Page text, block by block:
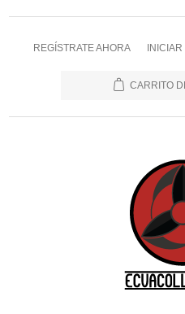
REGÍSTRATE AHORA
CARRITO